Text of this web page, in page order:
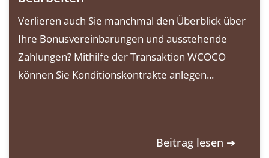
Verlieren auch Sie manchmal den Überblick über
Ihre Bonusvereinbarungen und ausstehende
Zahlungen? Mithilfe der Transaktion WCOCO
können Sie Konditionskontrakte anlegen...
Beitrag lesen ➔